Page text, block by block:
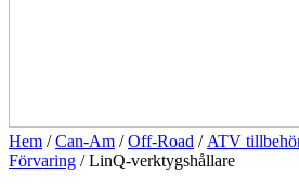
Hem /Can-Am /Off-Road / ATV
Förvaring / LinQ-verktygshållare